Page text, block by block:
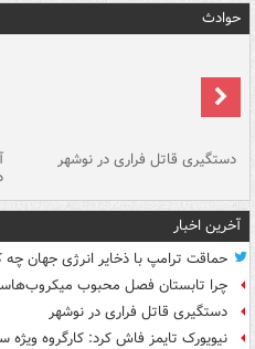
حوادث
دستگیری قاتل فراری در نوشهر
آخرین اخبار
حماقت ترامپ با ذخایر انرژی جهان چه
چرا تابستان فصل محبوب
دستگیری قاتل فراری در نوشهر
نیویورک تایمز فاش کرد: کارگروه ویژه